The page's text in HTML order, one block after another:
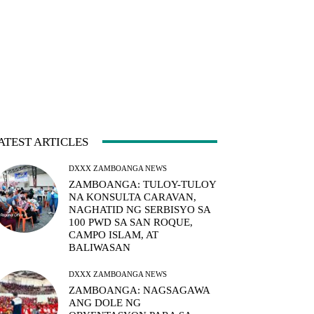
ARTICLES
DXXX ZAMBOANGA NEWS
ZAMBOANGA: TULOY-TULOY
NA KONSULTA CARAVAN,
NAGHATID NG SERBISYO SA
100 PWD SA SAN ROQUE,
CAMPO ISLAM, AT
BALIWASAN
DXXX ZAMBOANGA NEWS
ZAMBOANGA: NAGSAGAWA
ANG DOLE NG